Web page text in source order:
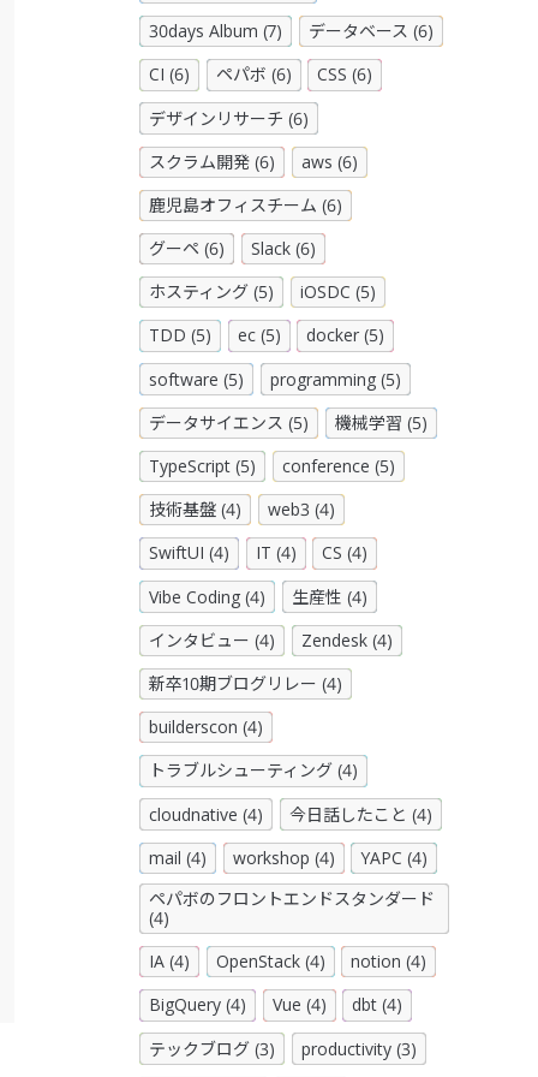
30days Album (7)
データベース (6)
CI (6)
ペパボ (6)
CSS (6)
デザインリサーチ (6)
スクラム開発 (6)
aws (6)
鹿児島オフィスチーム (6)
グーペ (6)
Slack (6)
ホスティング (5)
iOSDC (5)
TDD (5)
ec (5)
docker (5)
software (5)
programming (5)
データサイエンス (5)
機械学習 (5)
TypeScript (5)
conference (5)
技術基盤 (4)
web3 (4)
SwiftUI (4)
IT (4)
CS (4)
Vibe Coding (4)
生産性 (4)
インタビュー (4)
Zendesk (4)
新卒10期ブログリレー (4)
builderscon (4)
トラブルシューティング (4)
cloudnative (4)
今日話したこと (4)
mail (4)
workshop (4)
YAPC (4)
ペパボのフロントエンドスタンダード
(4)
IA (4)
OpenStack (4)
notion (4)
BigQuery (4)
Vue (4)
dbt (4)
テックブログ (3)
productivity (3)